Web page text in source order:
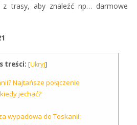
z trasy, aby znaleźć np… darmowe
treści: [Ukryj]
Najtańsze połączenie
jechać?
wypadowa do Toskanii: